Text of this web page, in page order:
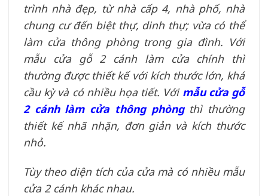
trình nhà đẹp, từ nhà cấp 4, nhà phố, nhà
chung cư đến biệt thự, dinh thự; vừa có thể
làm cửa thông phòng trong gia đình. Với
mẫu cửa gỗ 2 cánh làm cửa chính thì
thường được thiết kế với kích thước lớn, khá
cầu kỳ và có nhiều họa tiết. Với mẫu cửa gỗ
2 cánh làm cửa thông phòngthì thường
thiết kế nhã nhặn, đơn giản và kích thước
nhỏ.
Tùy theo diện tích của cửa mà có nhiều mẫu
cửa 2 cánh khác nhau.